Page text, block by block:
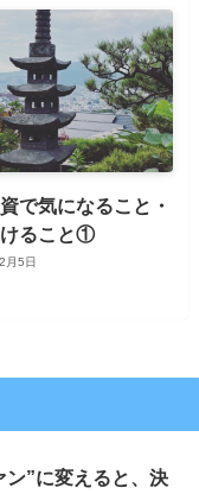
で気になること・
ること①
月5日
ン”に変えると、決